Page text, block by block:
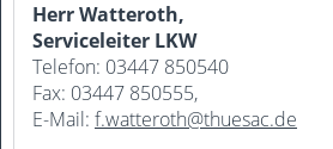
Herr Watteroth,
Serviceleiter LKW
Telefon: 03447 850540
Fax: 03447 850555,
E-Mail: f.watteroth@thuesac.de